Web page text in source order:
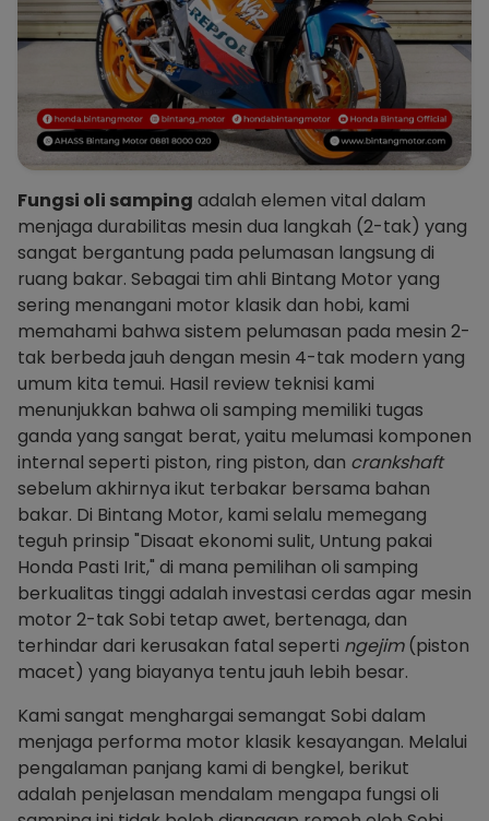
Fungsi oli samping adalah elemen vital dalam
menjaga durabilitas mesin dua langkah (2-tak) yang
sangat bergantung pada pelumasan langsung di
ruang bakar. Sebagai tim ahli Bintang Motor yang
sering menangani motor klasik dan hobi, kami
memahami bahwa sistem pelumasan pada mesin 2-
tak berbeda jauh dengan mesin 4-tak modern yang
umum kita temui. Hasil review teknisi kami
menunjukkan bahwa oli samping memiliki tugas
ganda yang sangat berat, yaitu melumasi komponen
internal seperti piston, ring piston, dan crankshaft
sebelum akhirnya ikut terbakar bersama bahan
bakar. Di Bintang Motor, kami selalu memegang
teguh prinsip "Disaat ekonomi sulit, Untung pakai
Honda Pasti Irit," di mana pemilihan oli samping
berkualitas tinggi adalah investasi cerdas agar mesin
motor 2-tak Sobi tetap awet, bertenaga, dan
terhindar dari kerusakan fatal seperti ngejim(piston
macet) yang biayanya tentu jauh lebih besar.
Kami sangat menghargai semangat Sobi dalam
menjaga performa motor klasik kesayangan. Melalui
pengalaman panjang kami di bengkel, berikut
adalah penjelasan mendalam mengapa fungsi oli